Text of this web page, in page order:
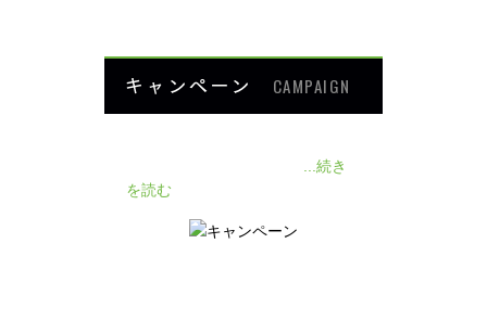
キャンペーン CAMPAIGN
...続き
を読む